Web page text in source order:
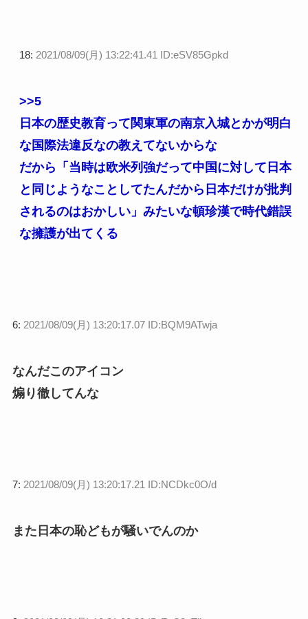
18: 2021/08/09(月) 13:22:41.41 ID:eSV85Gpkd
>>5
日本の歴史教育って関東軍の南京入城とかが明白
な国際法違反なの教えてないからな
だから「当時は欧米列強だって中国に対して日本
と同じようなことしてたんだから日本だけが批判
されるのはおかしい」みたいな頓珍漢で時代錯誤
な擁護が出てくる
6: 2021/08/09(月) 13:20:17.07 ID:BQM9ATwja
なんだこのアイコン
煽り徹してんな
7: 2021/08/09(月) 13:20:17.21 ID:NCDkc0O/d
また日本の恥どもが騒いでんのか